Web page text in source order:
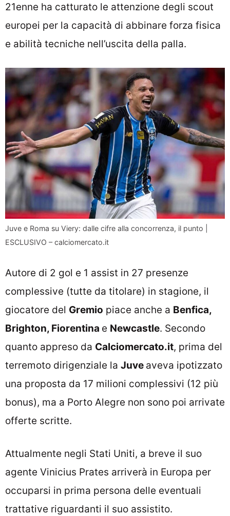
21enne ha catturato le attenzione degli scout
europei per la capacità di abbinare forza fisica
e abilità tecniche nell’uscita della palla.
Juve e Roma su Viery: dalle cifre alla concorrenza, il punto |
ESCLUSIVO – calciomercato.it
Autore di 2 gol e 1 assist in 27 presenze
complessive (tutte da titolare) in stagione, il
giocatore del Gremio piace anche a Benfica,
Brighton, Fiorentina e Newcastle. Secondo
quanto appreso da Calciomercato.it, prima del
terremoto dirigenziale la Juve aveva ipotizzato
una proposta da 17 milioni complessivi (12 più
bonus), ma a Porto Alegre non sono poi arrivate
offerte scritte.
Attualmente negli Stati Uniti, a breve il suo
agente Vinicius Prates arriverà in Europa per
occuparsi in prima persona delle eventuali
trattative riguardanti il suo assistito.